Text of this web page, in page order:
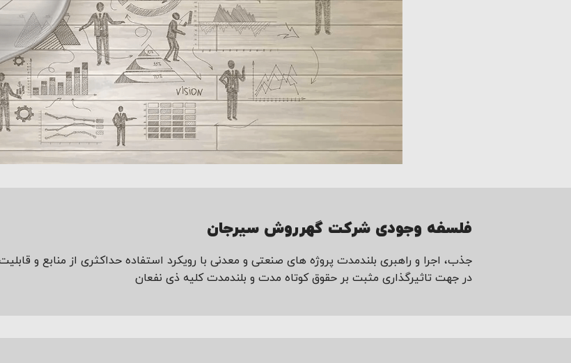
فلسفه وجودی شرکت گهرروش سیرجان
جذب، اجرا و راهبری بلندمدت پروژه های صنعتی و معدنی با رویکرد استفاده حداکثری از منابع و
در جهت تاثیرگذاری مثبت بر حقوق کوتاه مدت و بلندمدت کلیه ذی نفعان